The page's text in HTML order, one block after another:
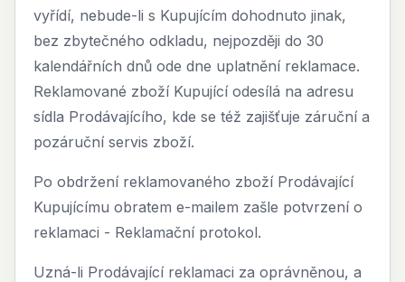
vyřídí, nebude-li s Kupujícím dohodnuto jinak,
bez zbytečného odkladu, nejpozději do 30
kalendářních dnů ode dne uplatnění reklamace.
Reklamované zboží Kupující odesílá na adresu
sídla Prodávajícího, kde se též zajišťuje záruční a
pozáruční servis zboží.
Po obdržení reklamovaného zboží Prodávající
Kupujícímu obratem e-mailem zašle potvrzení o
reklamaci - Reklamační protokol.
Uzná-li Prodávající reklamaci za oprávněnou, a